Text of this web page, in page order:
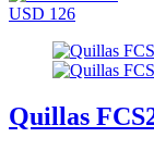
USD 126
Quillas